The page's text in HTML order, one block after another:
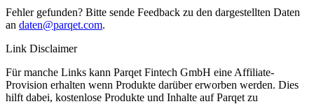
Fehler gefunden? Bitte sende Feedback zu den dargestellten Daten
an daten@parqet.com.
Link Disclaimer
Für manche Links kann Parqet Fintech GmbH eine Affiliate-
Provision erhalten wenn Produkte darüber erworben werden. Dies
hilft dabei, kostenlose Produkte und Inhalte auf Parqet zu